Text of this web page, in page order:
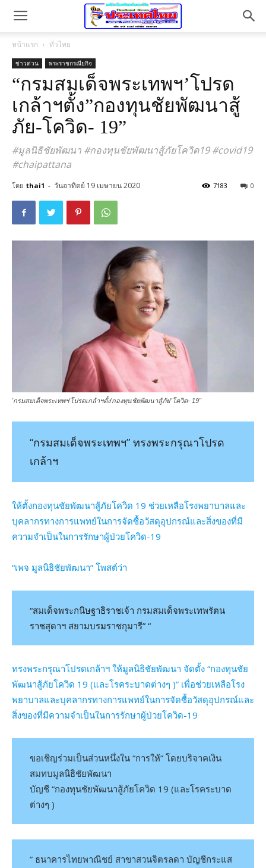
หน้าแรก ทั่วไทย
ข่าวด่วน พระราชกรณียกิจ
“กรมสมเด็จพระเทพฯ’โปรด
เกล้าฯตั้ง”กองทุนชัยพัฒนาสู้
ภัย-โควิด- 19”
#มูลนิธิชัยพัฒนา #กองทุนชัยพัฒนาสู้ภัยโควิด19 #covid19
#chaipattana
โดย thai1 - วันอาทิตย์ 19 เมษายน 2020 0
7183
'กรมสมเด็จพระเทพฯ'โปรดเกล้าฯตั้ง'กองทุนชัยพัฒนาสู้ภัย"โควิด- 19"
“กรมสมเด็จพระเทพฯ” ทรงพระกรุณาโปรด
เกล้าฯ
ให้ตั้งกองทุนชัยพัฒนาสู้ภัยโควิด 19 ช่วยเหลือโรงพยาบาลและ
บุคลากรทางการแพทย์ในการจัดซื้อวัสดุอุปกรณ์และสิ่งของที่มี
ความจำเป็นในการรักษาผู้ป่วยโควิด-19
“เพจ มูลนิธิชัยพัฒนา” โพสต์ว่า
“สมเด็จพระกนิษฐาธิราชเจ้า กรมสมเด็จพระเทพรัตน
ราชสุดาฯ สยามบรมราชกุมารี” “
ทรงพระกรุณาโปรดเกล้าฯ ให้มูลนิธิชัยพัฒนา จัดตั้ง “กองทุนชัย
พัฒนาสู้ภัยโควิด 19 (และโรคระบาดต่างๆ )” เพื่อช่วยเหลือโรง
พยาบาลและบุคลากรทางการแพทย์ในการจัดซื้อวัสดุอุปกรณ์และ
สิ่งของที่มีความจำเป็นในการรักษาผู้ป่วยโควิด-19
ขอเชิญร่วมเป็นส่วนหนึ่งใน “การให้” โดยบริจาคเงิน
สมทบมูลนิธิชัยพัฒนา
บัญชี “กองทุนชัยพัฒนาสู้ภัยโควิด 19 (และโรคระบาด
ต่างๆ )
” ธนาคารไทยพาณิชย์ สาขาสวนจิตรลดา บัญชีกระแส